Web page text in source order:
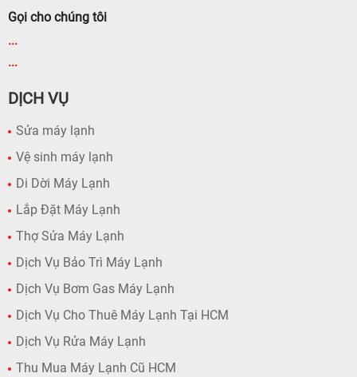
Gọi cho chúng tôi
...
...
DỊCH VỤ
Sửa máy lạnh
Vệ sinh máy lạnh
Di Dời Máy Lạnh
Lắp Đặt Máy Lạnh
Thợ Sửa Máy Lạnh
Dịch Vụ Bảo Trì Máy Lạnh
Dịch Vụ Bơm Gas Máy Lạnh
Dịch Vụ Cho Thuê Máy Lạnh Tại HCM
Dịch Vụ Rửa Máy Lạnh
Thu Mua Máy Lạnh Cũ HCM